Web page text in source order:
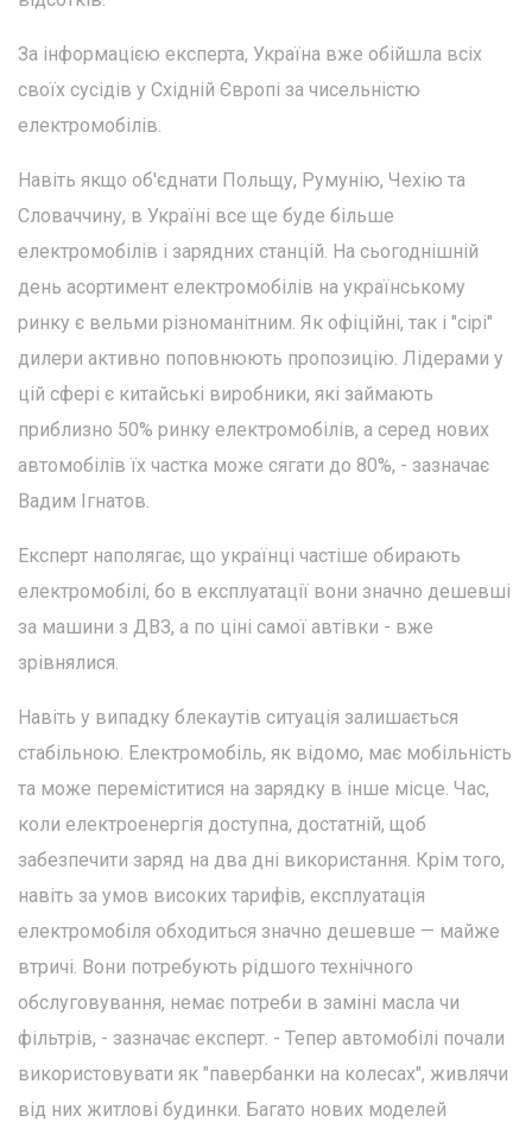
За інформацією експерта, Україна вже обійшла всіх
своїх сусідів у Східній Європі за чисельністю
електромобілів.
Навіть якщо об'єднати Польщу, Румунію, Чехію та
Словаччину, в Україні все ще буде більше
електромобілів і зарядних станцій. На сьогоднішній
день асортимент електромобілів на українському
ринку є вельми різноманітним. Як офіційні, так і "сірі"
дилери активно поповнюють пропозицію. Лідерами у
цій сфері є китайські виробники, які займають
приблизно 50% ринку електромобілів, а серед нових
автомобілів їх частка може сягати до 80%, - зазначає
Вадим Ігнатов.
Експерт наполягає, що українці частіше обирають
електромобілі, бо в експлуатації вони значно дешевші
за машини з ДВЗ, а по ціні самої автівки - вже
зрівнялися.
Навіть у випадку блекаутів ситуація залишається
стабільною. Електромобіль, як відомо, має мобільність
та може переміститися на зарядку в інше місце. Час,
коли електроенергія доступна, достатній, щоб
забезпечити заряд на два дні використання. Крім того,
навіть за умов високих тарифів, експлуатація
електромобіля обходиться значно дешевше — майже
втричі. Вони потребують рідшого технічного
обслуговування, немає потреби в заміні масла чи
фільтрів, - зазначає експерт. - Тепер автомобілі почали
використовувати як "павербанки на колесах", живлячи
від них житлові будинки. Багато нових моделей